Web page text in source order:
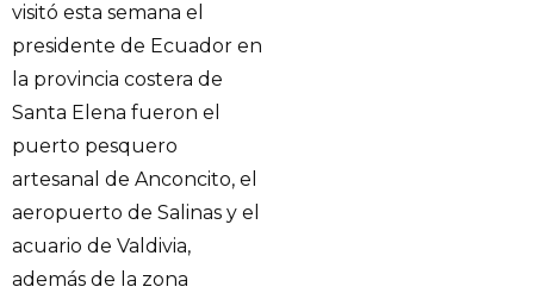
visitó esta semana el
presidente de Ecuador en
la provincia costera de
Santa Elena fueron el
puerto pesquero
artesanal de Anconcito, el
aeropuerto de Salinas y el
acuario de Valdivia,
además de la zona